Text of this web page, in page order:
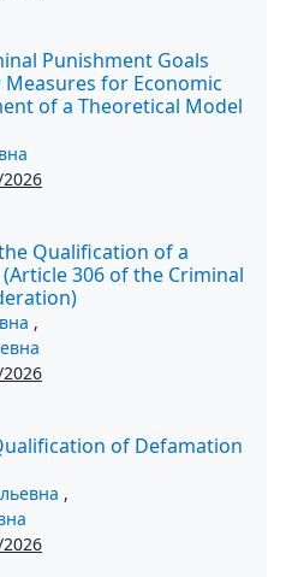
Punishment Goals
for Economic
of a Theoretical Model
Qualification of a
306 of the Criminal
,
of Defamation
,